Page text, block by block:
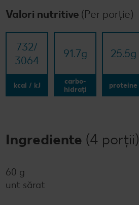
Valori nutritive (Per porție)
732/​
3064
kcal / kJ
91.7g
carbo-
hidrați
25.5g
proteine
Ingrediente (4 porții)
60 g
unt sărat